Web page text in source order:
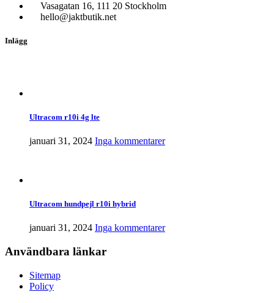
Vasagatan 16, 111 20 Stockholm
hello@jaktbutik.net
Inlägg
Ultracom r10i 4g lte
januari 31, 2024 Inga kommentarer
Ultracom hundpejl r10i hybrid
januari 31, 2024 Inga kommentarer
Användbara länkar
Sitemap
Policy